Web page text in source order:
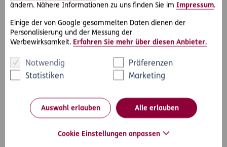
ändern. Nähere Informationen zu uns finden Sie im Impressum.
Einige der von Google gesammelten Daten dienen der
Personalisierung und der Messung der
Werbewirksamkeit. Erfahren Sie mehr über diesen Anbieter.
Notwendig
Präferenzen
Statistiken
Marketing
Auswahl erlauben Alle erlauben
Cookie Einstellungen anpassen
im D.A.S. Start-Rechtschutz versichert.
dem D.A.S. Prozesskostenrechner online ausgerechnet
werden.